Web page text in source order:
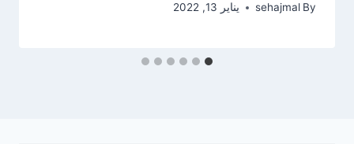
By
sehajmal يناير 13, 2022